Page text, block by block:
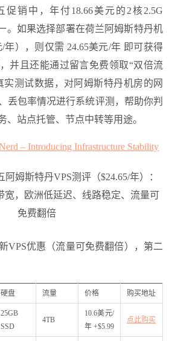
促销中，年付18.66美元的2核2.5G
。如果选择部署在荷兰阿姆斯特丹机
年），则仅需 24.65美元/年 即可获得
并且还能通过留言免费领取“双倍流
实测试数据，对阿姆斯特丹机房的网
丢包率情况进行系统评测，帮助你判
、站点托管、节点中转等用途。
– Introducing Infrastructure Stability
VPS优惠（流量可免费翻倍），第二
硬盘 流量 价格 购买地址
25GB
SSD
4TB
10.6美元/
年 +$5.99
点此购买